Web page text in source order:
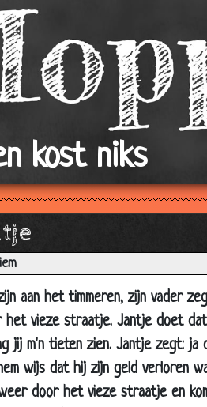
kost niks
aan het timmeren, zijn vader
vieze straatje. Jantje doet
jij m'n tieten zien. Jantje zegt:
wijs dat hij zijn geld verloren
door het vieze straatje en
5 meter lang!
13 kinderen
Automaat
Kaarten
Sneeuwwitje en de 7 dwergen
Gescheiden
Buurvrouw en buurman
Verschillende bloemen
Vagina
Gezin in nudistenkamp
Mijn vader!
Kikker plat